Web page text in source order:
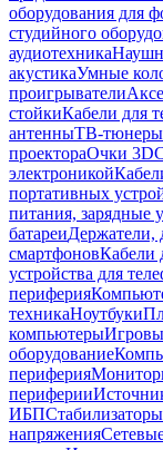
оборудования для
студийного
аудиотехника
акустикаУмные
проигрыватели
стойкиКабели для
антенныТВ-тюнеры
проектораОчки 3D
электроникой
портативных
питания, зарядные
батареиДержатели,
смартфоновКабели
устройства для
периферия
техникаНоутбуки
компьютеры
оборудование
периферия
периферии
ИБП
напряжения